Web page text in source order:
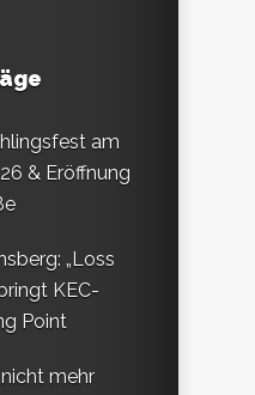
am
& Eröffnung
„Loss
KEC-
Point
mehr